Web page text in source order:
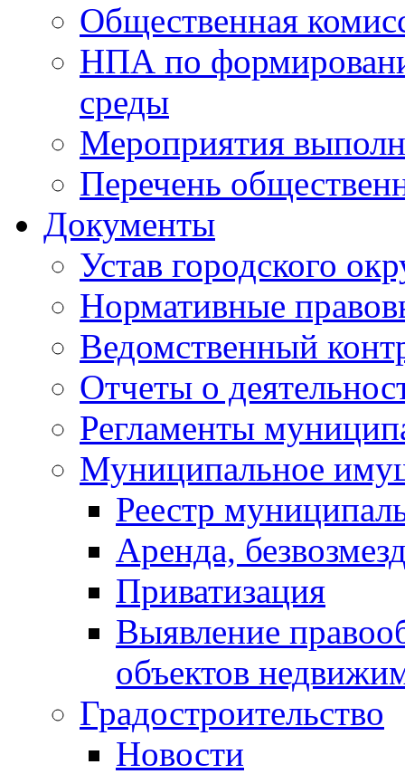
Общественная
НПА по
среды
Мероприятия
Перечень
Документы
Устав городского
Нормативные
Ведомственный
Отчеты о
Регламенты
Муниципальное
Реестр
Аренда,
Приватизация
Выявление
объектов
Градостроительство
Новости